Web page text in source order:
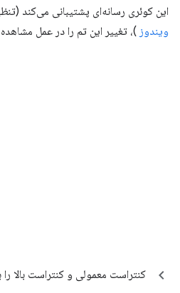
این کوئری رسانه‌ای پشتیبانی می‌کند
ویندوز )، تغییر این تم را در عمل
کنتراست معمولی و کنتراست بالا